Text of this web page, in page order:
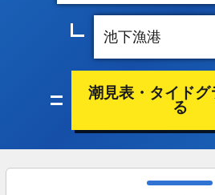
潮見表・タイドグ
る